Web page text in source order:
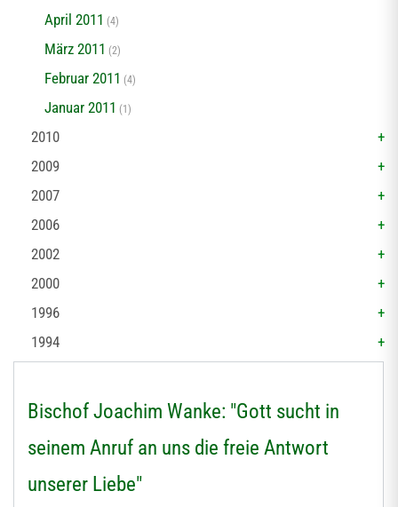
April 2011 (4)
März 2011 (2)
Februar 2011 (4)
Januar 2011 (1)
2010
2009
2007
2006
2002
2000
1996
1994
Bischof Joachim Wanke: "Gott sucht in
seinem Anruf an uns die freie Antwort
unserer Liebe"